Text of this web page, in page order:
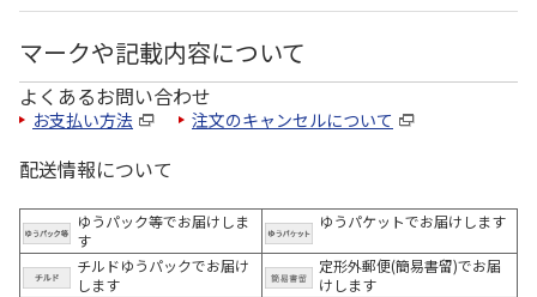
マークや記載内容について
よくあるお問い合わせ
お支払い方法 注文のキャンセルについて
配送情報について
ゆうパック等でお届けしま
す
ゆうパケットでお届けします
チルドゆうパックでお届け
します
定形外郵便(簡易書留)でお届
けします